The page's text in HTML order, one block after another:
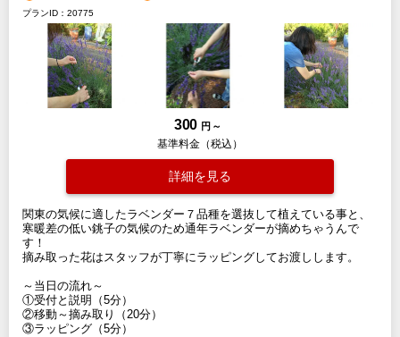
プランID：20775
300 円 ～
基準料金（税込）
詳細を見る
関東の気候に適したラベンダー７品種を選抜して植えている事と、
寒暖差の低い銚子の気候のため通年ラベンダーが摘めちゃうんで
す！
摘み取った花はスタッフが丁寧にラッピングしてお渡しします。
～当日の流れ～
①受付と説明（5分）
②移動～摘み取り（20分）
③ラッピング（5分）